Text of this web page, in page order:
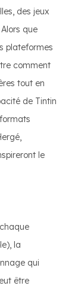
des jeux
que
plateformes
comment
tout en
de Tintin
le
la
qui
être